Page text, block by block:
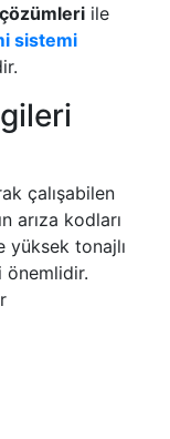
ile
sistemi
çalışabilen
arıza kodları
yüksek tonajlı